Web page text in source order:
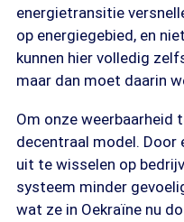
energietransitie
op energiegebied, en
kunnen hier volledig
maar dan moet daarin
Om onze weerbaarheid
decentraal model. Door
uit te wisselen op
systeem minder
wat ze in Oekraïne nu